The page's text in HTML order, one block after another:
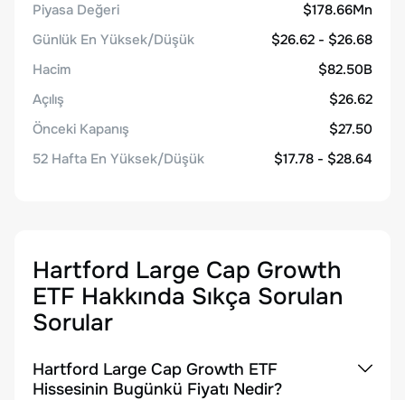
Piyasa Değeri
$178.66Mn
Günlük En Yüksek/Düşük
$26.62 - $26.68
Hacim
$82.50B
Açılış
$26.62
Önceki Kapanış
$27.50
52 Hafta En Yüksek/Düşük
$17.78 - $28.64
Hartford Large Cap Growth
ETF Hakkında Sıkça Sorulan
Sorular
Hartford Large Cap Growth ETF
Hissesinin Bugünkü Fiyatı Nedir?